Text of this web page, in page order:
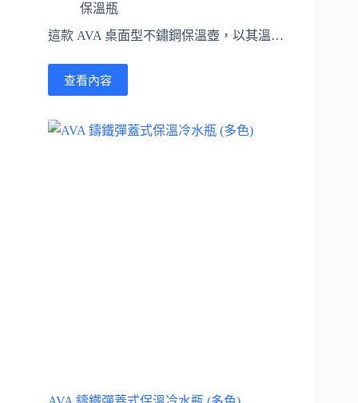
保溫瓶
這款 AVA 桌面型不鏽鋼保溫壺，以其溫…
查看內容